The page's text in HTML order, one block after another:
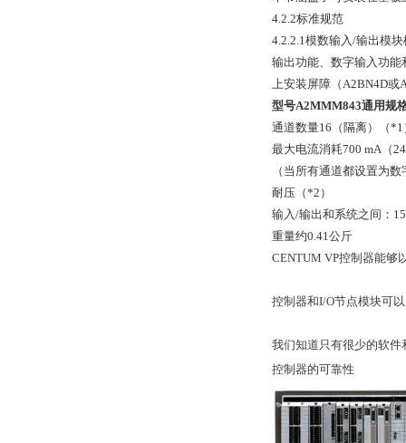
4.2.2标准规范
4.2.2.1模数输入/输出模
输出功能、数字输入功
上安装屏障（A2BN4D或
型号A2MMM843通用规
通道数量16（隔离）（*1
最大电流消耗700 mA（
（当所有通道都设置为
耐压（*2）
输入/输出和系统之间：
重量约0.41公斤
CENTUM VP控制器能够
控制器和I/O节点模块可
我们知道只有很少的软件
控制器的可靠性